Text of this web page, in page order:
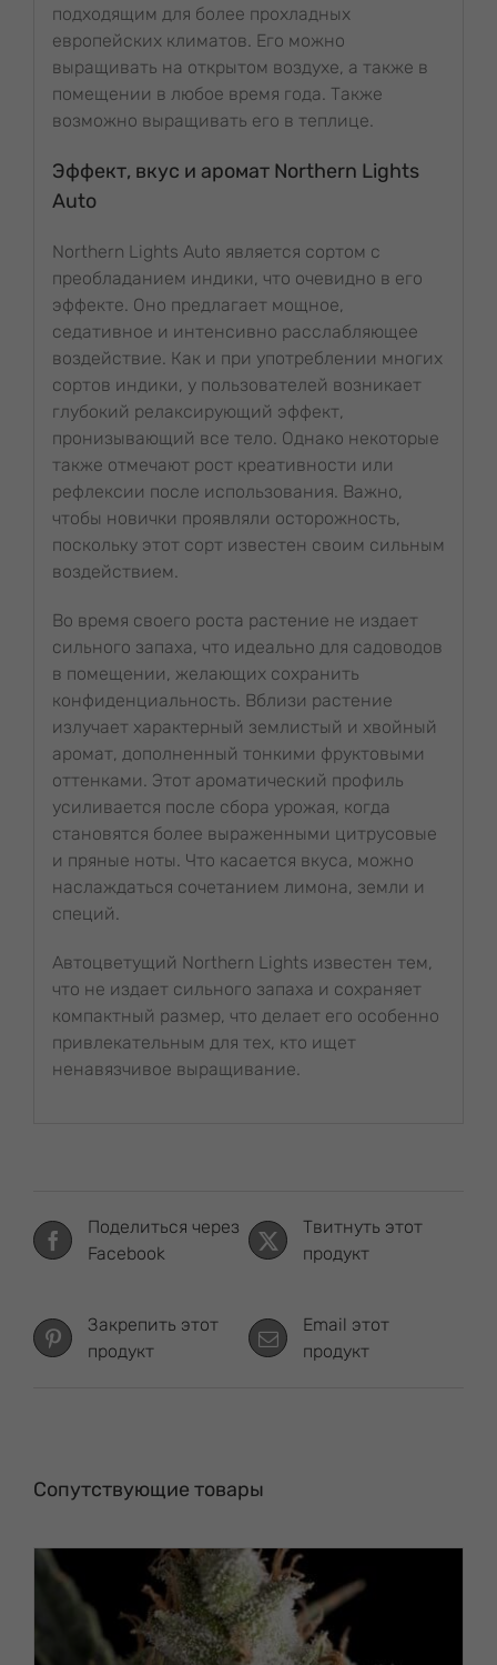
подходящим для более прохладных
европейских климатов. Его можно
выращивать на открытом воздухе, а также в
помещении в любое время года. Также
возможно выращивать его в теплице.
Эффект, вкус и аромат Northern Lights
Auto
Northern Lights Auto является сортом с
преобладанием индики, что очевидно в его
эффекте. Оно предлагает мощное,
седативное и интенсивно расслабляющее
воздействие. Как и при употреблении многих
сортов индики, у пользователей возникает
глубокий релаксирующий эффект,
пронизывающий все тело. Однако некоторые
также отмечают рост креативности или
рефлексии после использования. Важно,
чтобы новички проявляли осторожность,
поскольку этот сорт известен своим сильным
воздействием.
Во время своего роста растение не издает
сильного запаха, что идеально для садоводов
в помещении, желающих сохранить
конфиденциальность. Вблизи растение
излучает характерный землистый и хвойный
аромат, дополненный тонкими фруктовыми
оттенками. Этот ароматический профиль
усиливается после сбора урожая, когда
становятся более выраженными цитрусовые
и пряные ноты. Что касается вкуса, можно
наслаждаться сочетанием лимона, земли и
специй.
Автоцветущий Northern Lights известен тем,
что не издает сильного запаха и сохраняет
компактный размер, что делает его особенно
привлекательным для тех, кто ищет
ненавязчивое выращивание.
Поделиться через
Facebook
Твитнуть этот
продукт
Закрепить этот
продукт
Email этот
продукт
Сопутствующие товары